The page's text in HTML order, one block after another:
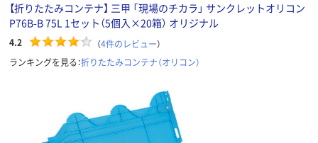
【折りたたみコンテナ】 三甲 「現場のチカラ」 サンクレットオリコン
P76B-B 75L 1セット（5個入×20箱） オリジナル
4.2 （4件のレビュー）
ランキングを見る：折りたたみコンテナ（オリコン）